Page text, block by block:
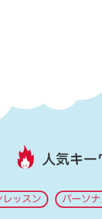
人気キ
レッスン パーソ